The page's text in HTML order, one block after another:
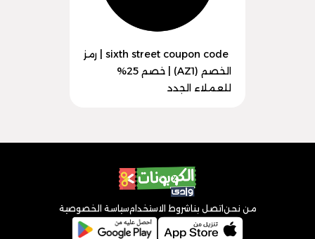
sixth street coupon code | رمز
الخصم (AZ1) | خصم 25%
للعملاء الجدد
من نحن اتصل بنا شروط الاستخدامسياسة الخصوصية